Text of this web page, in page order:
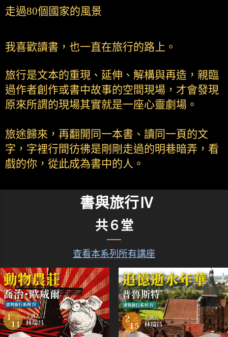
走過80個國家的風景
我喜歡讀書，也一直在旅行的路上。
旅行是文本的重現、延伸、解構與再造，親臨
過作者創作或書中故事的空間現場，才會發現
原來所謂的現場其實就是一座心靈劇場。
旅途歸來，再翻開同一本書、讀同一頁的文
字，字裡行間彷彿是剛剛走過的明巷暗弄，看
戲的你，從此成為書中的人。
書與旅行Ⅳ
共６堂
查看本系列所有講座